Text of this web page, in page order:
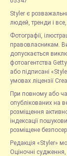
Styler є
людей, тренди і
Фотографії,
правовласникам.
допускається
фотоагентства
або підписані
умовах ліцензії
При повному або
опублікованих на
розміщення
індексації
розміщене
Редакція «Styler»
Оціночні